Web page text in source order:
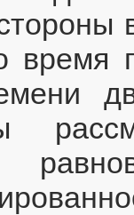
время